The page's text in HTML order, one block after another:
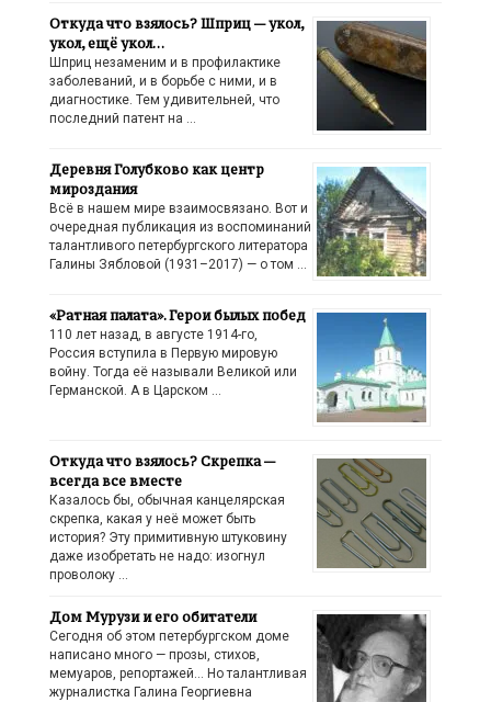
Откуда что взялось? Шприц — укол,
укол, ещё укол…
Шприц незаменим и в профилактике
заболеваний, и в борьбе с ними, и в
диагностике. Тем удивительней, что
последний патент на …
Деревня Голубково как центр
мироздания
Всё в нашем мире взаимосвязано. Вот и
очередная публикация из воспоминаний
талантливого петербургского литератора
Галины Зябловой (1931–2017) — о том …
«Ратная палата». Герои былых побед
110 лет назад, в августе 1914-го,
Россия вступила в Первую мировую
войну. Тогда её называли Великой или
Германской. А в Царском …
Откуда что взялось? Скрепка —
всегда все вместе
Казалось бы, обычная канцелярская
скрепка, какая у неё может быть
история? Эту примитивную штуковину
даже изобретать не надо: изогнул
проволоку …
Дом Мурузи и его обитатели
Сегодня об этом петербургском доме
написано много — прозы, стихов,
мемуаров, репортажей… Но талантливая
журналистка Галина Георгиевна